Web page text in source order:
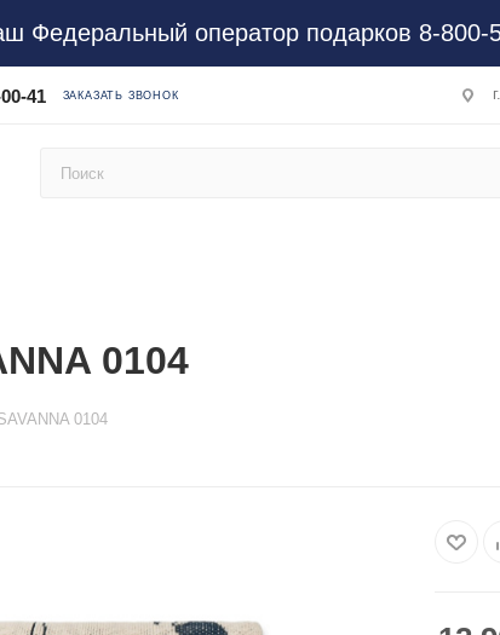
Федеральный оператор подарков 8-800-
41 ЗАКАЗАТЬ ЗВОНОК
0104
0104